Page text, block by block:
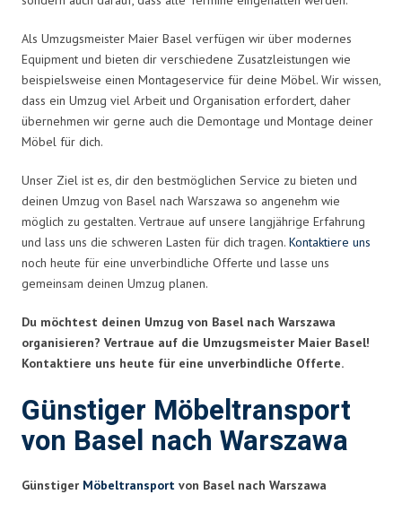
Als Umzugsmeister Maier Basel verfügen wir über modernes
Equipment und bieten dir verschiedene Zusatzleistungen wie
beispielsweise einen Montageservice für deine Möbel. Wir wissen,
dass ein Umzug viel Arbeit und Organisation erfordert, daher
übernehmen wir gerne auch die Demontage und Montage deiner
Möbel für dich.
Unser Ziel ist es, dir den bestmöglichen Service zu bieten und
deinen Umzug von Basel nach Warszawa so angenehm wie
möglich zu gestalten. Vertraue auf unsere langjährige Erfahrung
und lass uns die schweren Lasten für dich tragen. Kontaktiere uns
noch heute für eine unverbindliche Offerte und lasse uns
gemeinsam deinen Umzug planen.
Du möchtest deinen Umzug von Basel nach Warszawa
organisieren? Vertraue auf die Umzugsmeister Maier Basel!
Kontaktiere uns heute für eine unverbindliche Offerte.
Günstiger Möbeltransport
von Basel nach Warszawa
Günstiger Möbeltransport von Basel nach Warszawa